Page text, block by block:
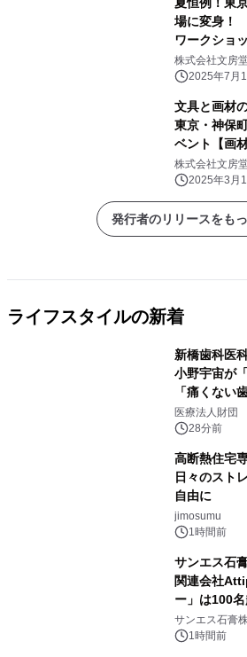
場に変身！
ワークショ
株式会社文房
2025年7月
文具と画材
東京・神保町の老
ベント【画
4/25・26に開
株式会社文房
2025年3月
発行者のリリースをも
ライフスタイルの新着
新橋歯科医
小野宇宙が
「痛くない
療計画」を
医療法人財団
28分前
高断熱住宅
日々のスト
自由に
jimosumu
1時間前
サンエス石
関連会社
ー」は100
れました。
サンエス石膏
1時間前